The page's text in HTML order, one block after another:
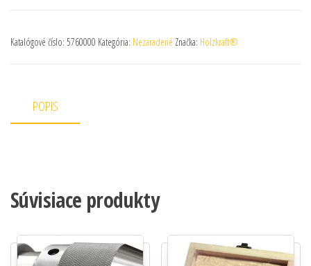
Katalógové číslo: 5760000 Kategória: Nezaradené Značka: Holzkraft®
POPIS
Súvisiace produkty